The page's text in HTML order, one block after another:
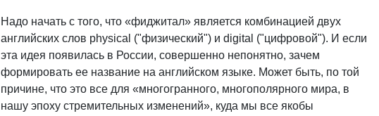
Надо начать с того, что «фиджитал» является комбинацией двух
английских слов physical ("физический") и digital ("цифровой"). И если
эта идея появилась в России, совершенно непонятно, зачем
формировать ее название на английском языке. Может быть, по той
причине, что это все для «многогранного, многополярного мира, в
нашу эпоху стремительных изменений», куда мы все якобы